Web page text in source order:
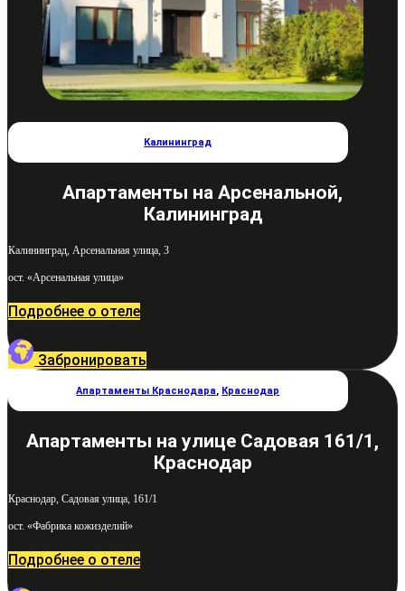
Калининград
Апартаменты на Арсенальной,
Калининград
Калининград, Арсенальная улица, 3
ост. «Арсенальная улица»
Подробнее о отеле
Забронировать
Апартаменты Краснодара, Краснодар
Апартаменты на улице Садовая 161/1,
Краснодар
Краснодар, Садовая улица, 161/1
ост. «Фабрика кожизделий»
Подробнее о отеле